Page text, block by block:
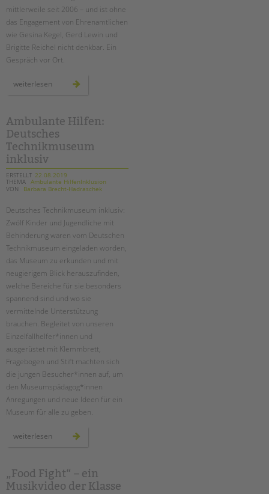
mittlerweile seit 2006 – und ist ohne
das Engagement von Ehrenamtlichen
wie Gesina Kegel, Gerd Lewin und
Brigitte Reichel nicht denkbar. Ein
Gespräch vor Ort.
weiterlesen ehrenamt
moltke-
schule
Ambulante Hilfen:
Deutsches
Technikmuseum
inklusiv
ERSTELLT 22.08.2019
THEMA Ambulante HilfenInklusion
VON
Barbara Brecht-Hadraschek
Deutsches Technikmuseum inklusiv:
Zwölf Kinder und Jugendliche mit
Behinderung waren vom Deutschen
Technikmuseum eingeladen worden,
das Museum zu erkunden und mit
neugierigem Blick herauszufinden,
welche Bereiche für sie besonders
spannend sind und wo sie
vermittelnde Unterstützung
brauchen. Begleitet von unseren
Einzelfallhelfer*innen und
ausgerüstet mit Klemmbrett,
Fragebogen und Stift machten sich
die jungen Besucher*innen auf, um
den Museumspädagog*innen
Anregungen und neue Ideen für ein
Museum für alle zu geben.
weiterlesen ambulante
„Food Fight“ – ein
Musikvideo der Klasse